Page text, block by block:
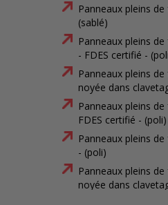
Panneaux pleins
(sablé)
Panneaux pleins
- FDES certifié -
Panneaux pleins
noyée dans
Panneaux pleins
FDES certifié - (poli)
Panneaux pleins
- (poli)
Panneaux pleins
noyée dans